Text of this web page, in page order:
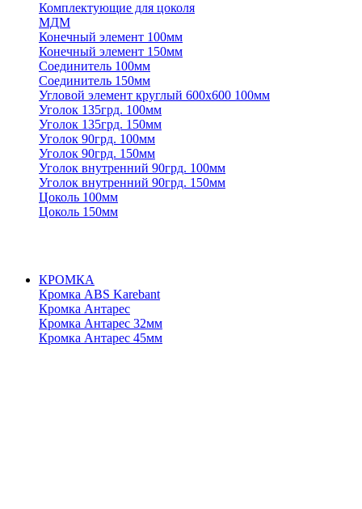
Комплектующие для цоколя
МДМ
Конечный элемент 100мм
Конечный элемент 150мм
Соединитель 100мм
Соединитель 150мм
Угловой элемент круглый 600х600 100мм
Уголок 135грд. 100мм
Уголок 135грд. 150мм
Уголок 90грд. 100мм
Уголок 90грд. 150мм
Уголок внутренний 90грд. 100мм
Уголок внутренний 90грд. 150мм
Цоколь 100мм
Цоколь 150мм
КРОМКА
Кромка ABS Karebant
Кромка Антарес
Кромка Антарес 32мм
Кромка Антарес 45мм